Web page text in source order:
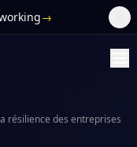
→
résilience des entreprises